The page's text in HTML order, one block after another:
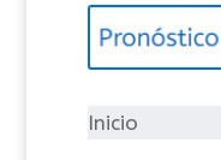
g
íInicio